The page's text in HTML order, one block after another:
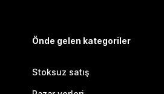
Önde gelen kategoriler
Stoksuz satış